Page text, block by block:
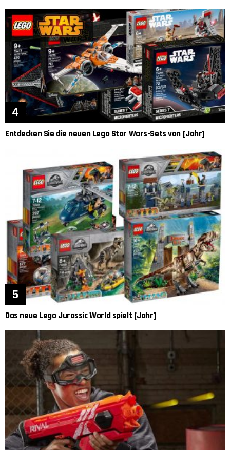
Entdecken Sie die neuen Lego Star Wars-Sets von [Jahr]
Das neue Lego Jurassic World spielt [Jahr]